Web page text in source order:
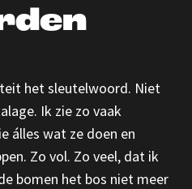
het sleutelwoord. Niet
Ik zie zo vaak
álles wat ze doen en
Zo vol. Zo veel, dat ik
bomen het bos niet meer